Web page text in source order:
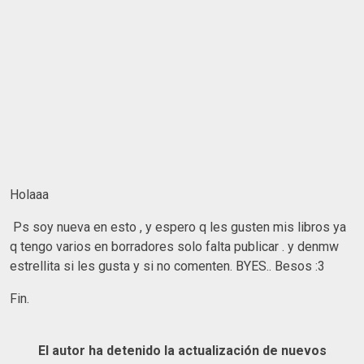
Holaaa
Ps soy nueva en esto , y espero q les gusten mis libros ya
q tengo varios en borradores solo falta publicar . y denmw
estrellita si les gusta y si no comenten. BYES.. Besos :3
Fin.
El autor ha detenido la actualización de nuevos